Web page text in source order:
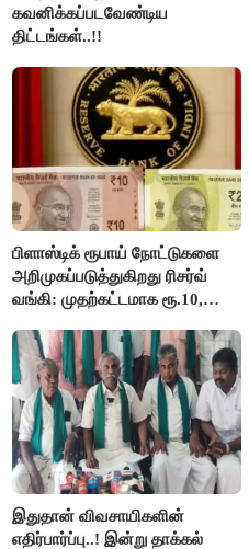
கவனிக்கப்படவேண்டிய
திட்டங்கள்..!!
பிளாஸ்டிக் ரூபாய் நோட்டுகளை
அறிமுகப்படுத்துகிறது ரிசர்வ்
வங்கி: முதற்கட்டமாக ரூ.10,
இதுதான் விவசாயிகளின்
எதிர்பார்ப்பு..! இன்று தாக்கல்